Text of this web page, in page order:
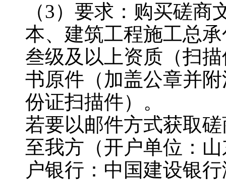
（3）要求：购买磋商
本、建筑工程施工总
叁级及以上资质（扫
书原件（加盖公章并
份证扫描件）。
若要以邮件方式获取
至我方（开户单位：
户银行：中国建设银